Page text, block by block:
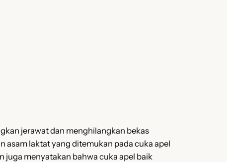
jerawat dan menghilangkan bekas
asam laktat yang ditemukan pada cuka apel
juga menyatakan bahwa cuka apel baik